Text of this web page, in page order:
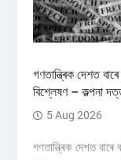
গণতান্ত্ৰিক দেশত
বিশ্লেষণ – কল্পনা
5 Aug 2026
গণতান্ত্ৰিক দেশত